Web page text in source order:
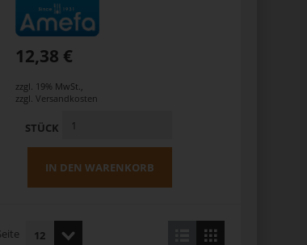
12,38 €
zzgl. 19% MwSt.,
zzgl. Versandkosten
STÜCK
IN DEN WARENKORB